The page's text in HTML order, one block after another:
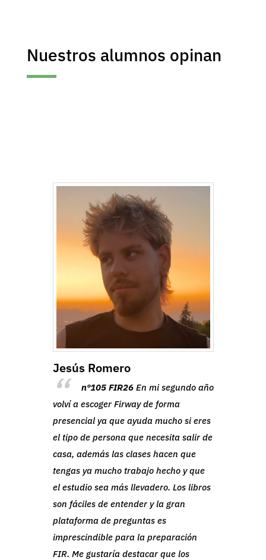
Nuestros alumnos opinan
Jesús Romero
nº105 FIR26En mi segundo año
volví a escoger Firway de forma
presencial ya que ayuda mucho si eres
el tipo de persona que necesita salir de
casa, además las clases hacen que
tengas ya mucho trabajo hecho y que
el estudio sea más llevadero. Los libros
son fáciles de entender y la gran
plataforma de preguntas es
imprescindible para la preparación
FIR. Me gustaría destacar que los